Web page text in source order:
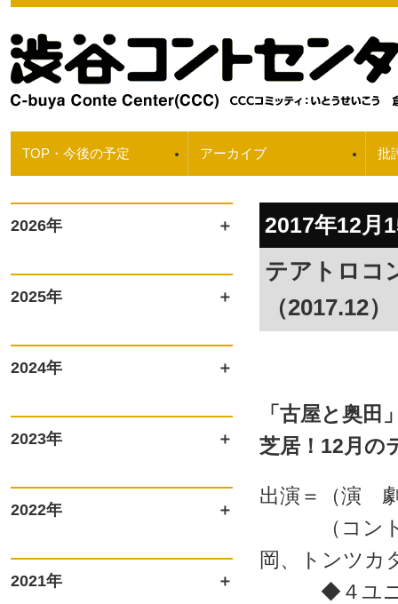
TOP・今後の予定 アーカイブ 批
2026年
2025年
2024年
2023年
2022年
2021年
2017年12月
テアトロコ
（2017.12）
「古屋と奥
芝居！12月の
出演＝（演
（コント）
岡、トンツカ
◆４ユニッ